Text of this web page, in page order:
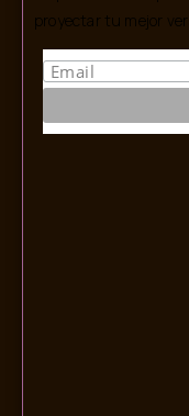
proyectar tu mejor